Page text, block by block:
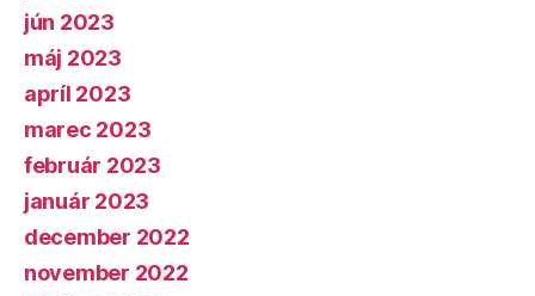
jún 2023
máj 2023
apríl 2023
marec 2023
február 2023
január 2023
december 2022
november 2022